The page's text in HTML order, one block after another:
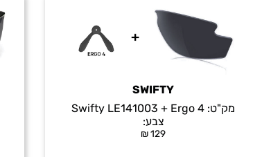
SWIFTY
מק"ט: Swifty LE141003 + Ergo 4
צבע:
₪129